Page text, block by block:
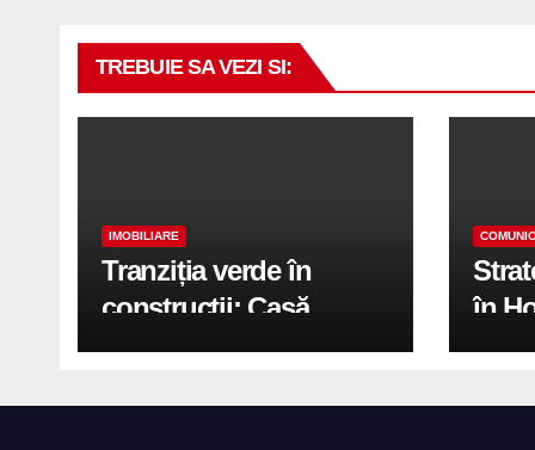
TREBUIE SA VEZI SI:
IMOBILIARE
Tranziția verde în
construcții: Casă
modernă cu structură
în